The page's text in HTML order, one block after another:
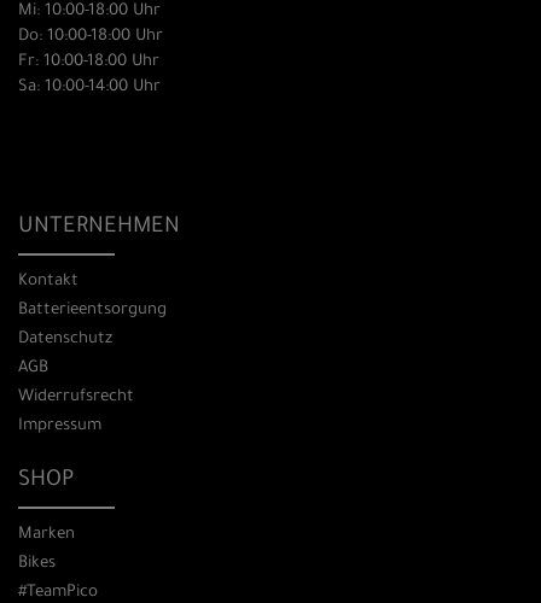
Mi: 10:00-18:00 Uhr
Do: 10:00-18:00 Uhr
Fr: 10:00-18:00 Uhr
Sa: 10:00-14:00 Uhr
UNTERNEHMEN
Kontakt
Batterieentsorgung
Datenschutz
AGB
Widerrufsrecht
Impressum
SHOP
Marken
Bikes
#TeamPico